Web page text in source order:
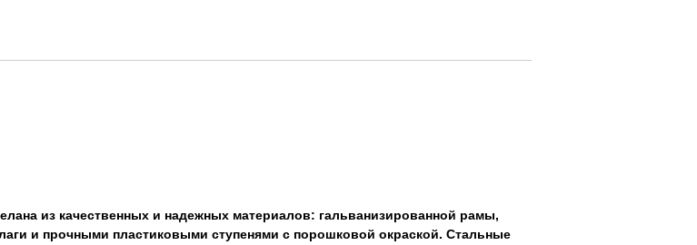
из качественных и надежных материалов: гальванизированной рамы,
и прочными пластиковыми ступенями с порошковой окраской. Стальные